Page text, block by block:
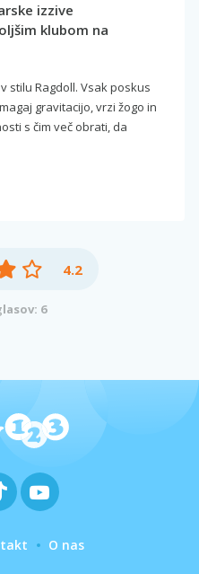
izzive
klubom na
stilu Ragdoll. Vsak poskus
gravitacijo, vrzi žogo in
s čim več obrati, da
4.2
6
O nas